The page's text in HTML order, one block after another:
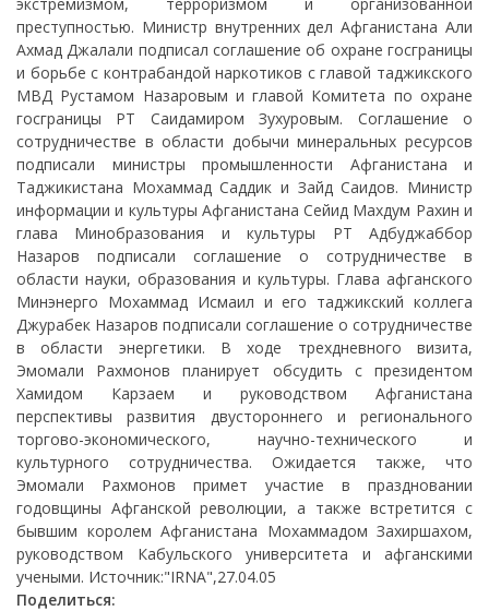
преступностью. Министр внутренних дел Афганистана Али
Ахмад Джалали подписал соглашение об охране госграницы
и борьбе с контрабандой наркотиков с главой таджикского
МВД Рустамом Назаровым и главой Комитета по охране
госграницы РТ Саидамиром Зухуровым. Соглашение о
сотрудничестве в области добычи минеральных ресурсов
подписали министры промышленности Афганистана и
Таджикистана Мохаммад Саддик и Зайд Саидов. Министр
информации и культуры Афганистана Сейид Махдум Рахин и
глава Минобразования и культуры РТ Адбуджаббор
Назаров подписали соглашение о сотрудничестве в
области науки, образования и культуры. Глава афганского
Минэнерго Мохаммад Исмаил и его таджикский коллега
Джурабек Назаров подписали соглашение о сотрудничестве
в области энергетики. В ходе трехдневного визита,
Эмомали Рахмонов планирует обсудить с президентом
Хамидом Карзаем и руководством Афганистана
перспективы развития двустороннего и регионального
торгово-экономического, научно-технического и
культурного сотрудничества. Ожидается также, что
Эмомали Рахмонов примет участие в праздновании
годовщины Афганской революции, а также встретится с
бывшим королем Афганистана Мохаммадом Захиршахом,
руководством Кабульского университета и афганскими
учеными. Источник:"IRNA",27.04.05
Поделиться: